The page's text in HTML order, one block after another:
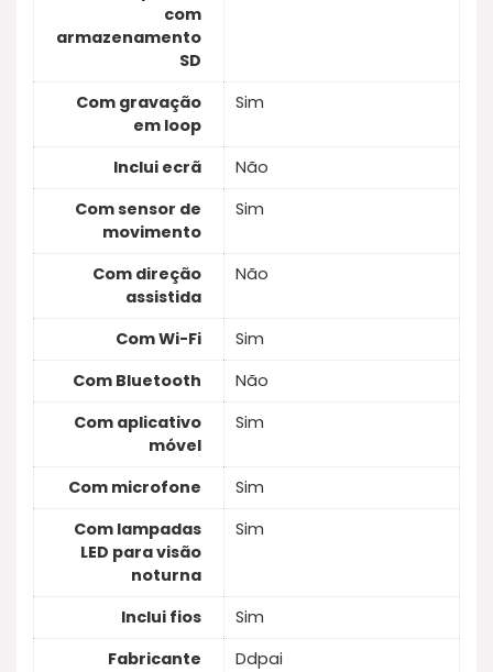
com
armazenamento
SD
Com gravação
em loop
Sim
Inclui ecrã
Não
Com sensor de
movimento
Sim
Com direção
assistida
Não
Com Wi-Fi
Sim
Com Bluetooth
Não
Com aplicativo
móvel
Sim
Com microfone
Sim
Com lampadas
LED para visão
noturna
Sim
Inclui fios
Sim
Fabricante
Ddpai